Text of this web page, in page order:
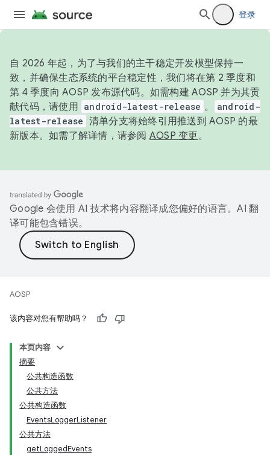
登录
自 2026 年起，为了与我们的主干稳定开发模型保持一
致，并确保生态系统的平台稳定性，我们将在第 2 季度和
第 4 季度向 AOSP 发布源代码。如需构建 AOSP 并为其贡
献代码，请使用 android-latest-release 。
android-
latest-release 清单分支将始终引用推送到 AOSP 的最
新版本。如需了解详情，请参阅 AOSP 变更。
Google 会使用 AI 技术将内容翻译成您偏好的语言。AI 翻
译可能包含错误。
AOSP
该内容对您有帮助吗？
本页内容
摘要
公共构造函数
公共方法
公共构造函数
EventsLoggerListener
公共方法
getLoggedEvents